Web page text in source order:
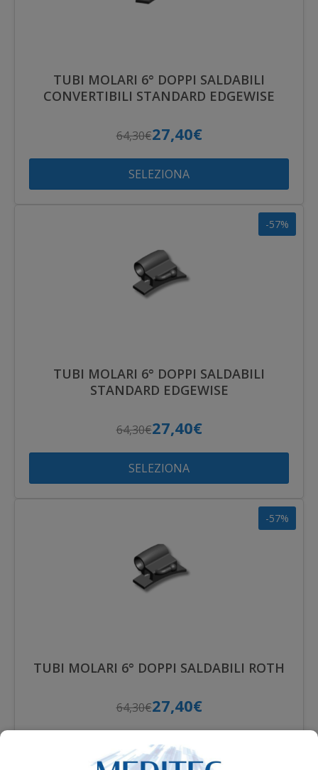
TUBI MOLARI 6° DOPPI SALDABILI
CONVERTIBILI STANDARD EDGEWISE
64,30€27,40€
SELEZIONA
-57%
TUBI MOLARI 6° DOPPI SALDABILI
STANDARD EDGEWISE
64,30€27,40€
SELEZIONA
-57%
TUBI MOLARI 6° DOPPI SALDABILI ROTH
64,30€27,40€
SELEZIONA